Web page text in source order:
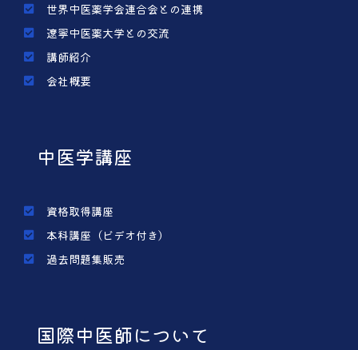
世界中医薬学会連合会との連携
遼寧中医薬大学との交流
講師紹介
会社概要
中医学講座
資格取得講座
本科講座（ビデオ付き）
過去問題集販売
国際中医師について